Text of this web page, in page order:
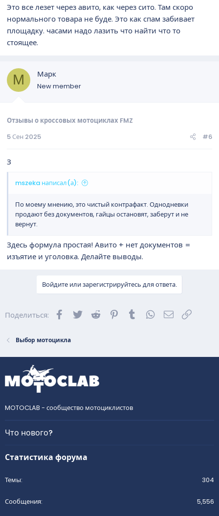
Это все лезет через авито, как через сито. Там скоро
нормального товара не буде. Это как спам забивает
площадку. часами надо лазить что найти что то
стоящее.
М Марк
New member
Отзывы о кроссовых мотоциклах FMZ
5 Сен 2025
#6
З
mszeka написал(а):
По моему мнению, это чистый контрафакт. Однодневки
продают без документов, гайцы остановят, заберут и не
вернут.
Здесь формула простая! Авито + нет документов =
изъятие и уголовка. Делайте выводы.
Войдите или зарегистрируйтесь для ответа.
Поделиться: Facebook
Twitter Reddit Pinterest
Tumblr WhatsApp
Выбор мотоцикла
MOTOCLAB - сообщество мотоциклистов
Что нового?
Статистика форума
Темы 304
Сообщения 5,556